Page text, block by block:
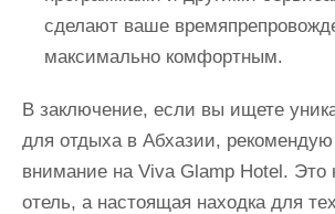
сделают ваше
максимально комфортным.
В заключение, если вы ищете
для отдыха в Абхазии, рекомендую
внимание на Viva Glamp Hotel. Это
отель, а настоящая находка для